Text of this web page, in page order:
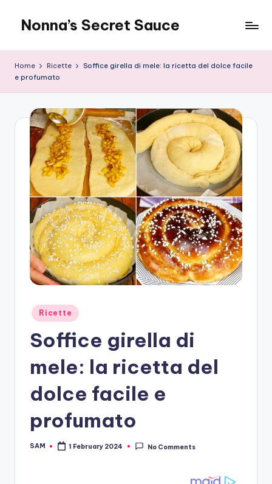
content
Nonna’s Secret Sauce
Home Ricette
Soffice girella di mele: la ricetta del dolce facile
e profumato
Posted
in
Ricette
Soffice girella di
mele: la ricetta del
dolce facile e
profumato
Posted
SAM 1 February 2024 No Comments